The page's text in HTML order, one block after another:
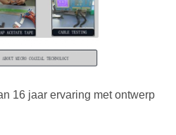
16 jaar ervaring met ontwerp